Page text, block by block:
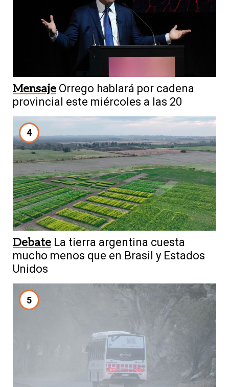
Mensaje Orrego hablará por cadena
provincial este miércoles a las 20
4
Debate La tierra argentina cuesta
mucho menos que en Brasil y Estados
Unidos
5